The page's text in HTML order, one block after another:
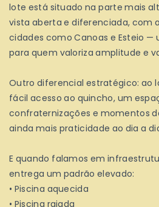
lote está situado na parte mais
vista aberta e diferenciada, com
cidades como Canoas e Esteio —
para quem valoriza amplitude e
Outro diferencial estratégico: ao
fácil acesso ao quincho, um
confraternizações e momentos
ainda mais praticidade ao dia a
E quando falamos em
entrega um padrão elevado:
• Piscina aquecida
• Piscina raiada